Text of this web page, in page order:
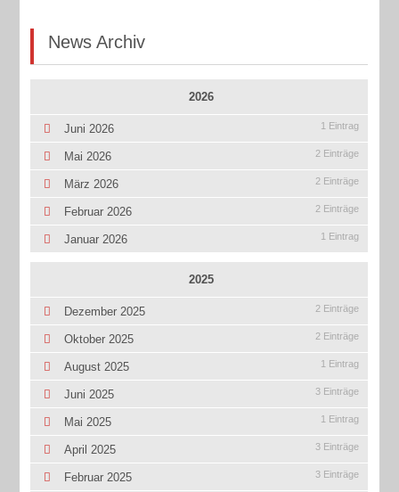
News Archiv
2026
Juni 2026 1 Eintrag
Mai 2026 2 Einträge
März 2026 2 Einträge
Februar 2026 2 Einträge
Januar 2026 1 Eintrag
2025
Dezember 2025 2 Einträge
Oktober 2025 2 Einträge
August 2025 1 Eintrag
Juni 2025 3 Einträge
Mai 2025 1 Eintrag
April 2025 3 Einträge
Februar 2025 3 Einträge